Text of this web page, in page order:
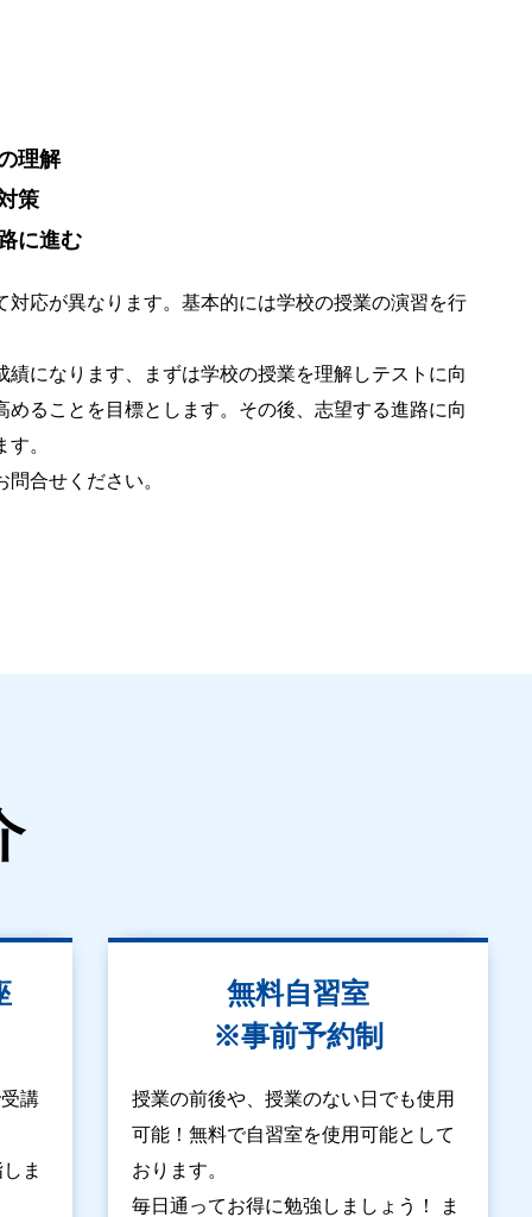
理解
策
に進む
対応が異なります。基本的には学校の授業の演習を行
績になります、まずは学校の授業を理解しテストに向
めることを目標とします。その後、志望する進路に向
。
合せください。
講
ま
無料自習室
※事前予約制
授業の前後や、授業のない日でも使用
可能！無料で自習室を使用可能として
おります。
毎日通ってお得に勉強しましょう！ ま